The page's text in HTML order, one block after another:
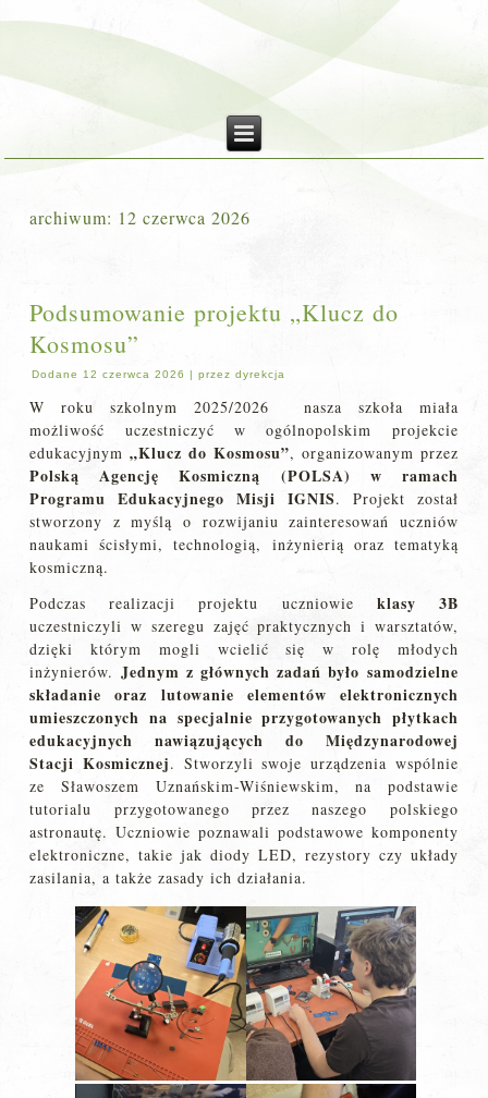
archiwum: 12 czerwca 2026
Podsumowanie projektu „Klucz do
Kosmosu”
Dodane 12 czerwca 2026 |przez dyrekcja
W roku szkolnym 2025/2026 nasza szkoła miała
możliwość uczestniczyć w ogólnopolskim projekcie
edukacyjnym„Klucz do Kosmosu”, organizowanym przez
Polską Agencję Kosmiczną (POLSA) w ramach
Programu Edukacyjnego Misji IGNIS. Projekt został
stworzony z myślą o rozwijaniu zainteresowań uczniów
naukami ścisłymi, technologią, inżynierią oraz tematyką
kosmiczną.
Podczas realizacji projektu uczniowie klasy 3B
uczestniczyli w szeregu zajęć praktycznych i warsztatów,
dzięki którym mogli wcielić się w rolę młodych
inżynierów. Jednym z głównych zadań było samodzielne
składanie oraz lutowanie elementów elektronicznych
umieszczonych na specjalnie przygotowanych płytkach
edukacyjnych nawiązujących do Międzynarodowej
Stacji Kosmicznej. Stworzyli swoje urządzenia wspólnie
ze Sławoszem Uznańskim-Wiśniewskim, na podstawie
tutorialu przygotowanego przez naszego polskiego
astronautę. Uczniowie poznawali podstawowe komponenty
elektroniczne, takie jak diody LED, rezystory czy układy
zasilania, a także zasady ich działania.